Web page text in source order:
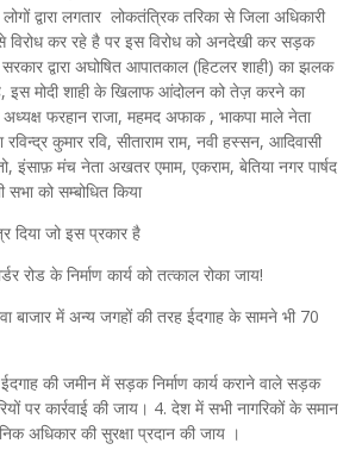
द्वारा लगतार लोकतंत्रिक तरिका से जिला अधिकारी
विरोध कर रहे है पर इस विरोध को अनदेखी कर सड़क
सरकार द्वारा अघोषित आपातकाल (हिटलर शाही) का झलक
इस मोदी शाही के खिलाफ आंदोलन को तेज़ करने का
अध्यक्ष फरहान राजा, महमद अफाक , भाकपा माले नेता
कुमार रवि, सीताराम राम, नवी हस्सन, आदिवासी
इंसाफ़ मंच नेता अखतर एमाम, एकराम, बेतिया नगर पार्षद
को सम्बोधित किया
दिया जो इस प्रकार है
रोड के निर्माण कार्य को तत्काल रोका जाय!
बाजार में अन्य जगहों की तरह ईदगाह के सामने भी 70
ईदगाह की जमीन में सड़क निर्माण कार्य कराने वाले सड़क
पर कार्रवाई की जाय। 4. देश में सभी नागरिकों के समान
अधिकार की सुरक्षा प्रदान की जाय ।